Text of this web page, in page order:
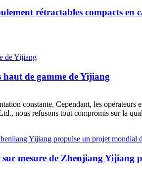
rétractables compacts en
haut de gamme de Yijiang
constante. Cependant, les opérateurs
nous refusons tout compromis sur la
mesure de Zhenjiang Yijiang